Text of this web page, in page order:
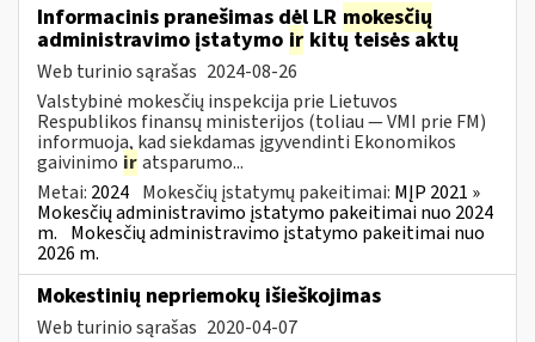
Informacinis pranešimas dėl LR mokesčių
administravimo įstatymo ir kitų teisės aktų
Web turinio sąrašas 2024-08-26
Valstybinė mokesčių inspekcija prie Lietuvos
Respublikos finansų ministerijos (toliau — VMI prie FM)
informuoja, kad siekdamas įgyvendinti Ekonomikos
gaivinimo iratsparumo...
Metai: 2024 Mokesčių įstatymų pakeitimai: MĮP 2021 »
Mokesčių administravimo įstatymo pakeitimai nuo 2024
m. Mokesčių administravimo įstatymo pakeitimai nuo
2026 m.
Mokestinių nepriemokų išieškojimas
Web turinio sąrašas 2020-04-07